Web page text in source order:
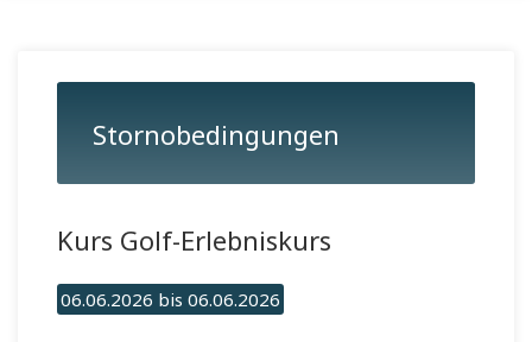
Stornobedingungen
Kurs Golf-Erlebniskurs
06.06.2026 bis 06.06.2026